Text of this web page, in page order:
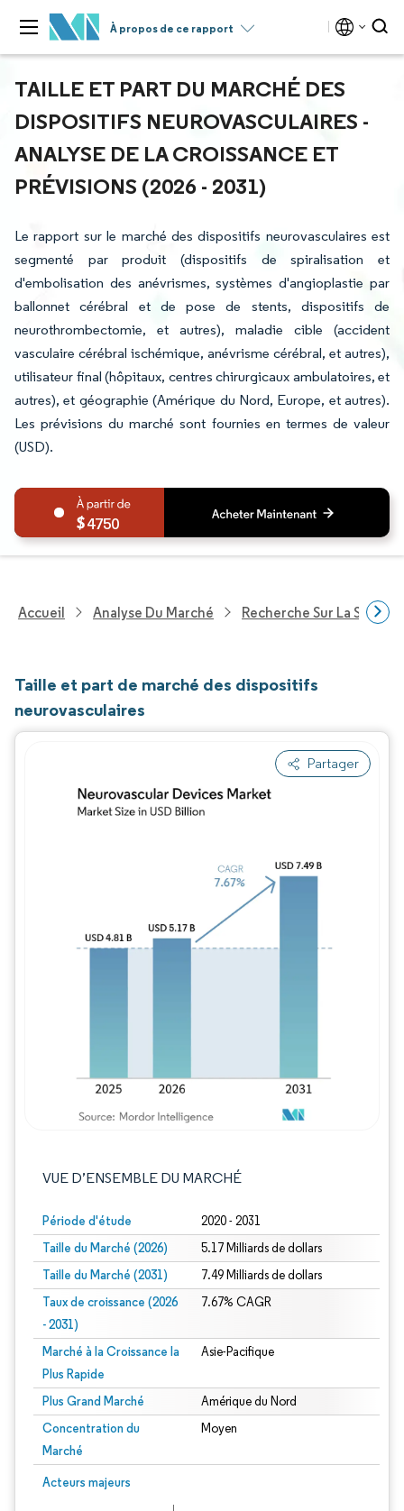
À propos de ce rapport
TAILLE ET PART DU MARCHÉ DES
DISPOSITIFS NEUROVASCULAIRES -
ANALYSE DE LA CROISSANCE ET
PRÉVISIONS (2026 - 2031)
Le rapport sur le marché des dispositifs neurovasculaires est
segmenté par produit (dispositifs de spiralisation et
d'embolisation des anévrismes, systèmes d'angioplastie par
ballonnet cérébral et de pose de stents, dispositifs de
neurothrombectomie, et autres), maladie cible (accident
vasculaire cérébral ischémique, anévrisme cérébral, et autres),
utilisateur final (hôpitaux, centres chirurgicaux ambulatoires, et
autres), et géographie (Amérique du Nord, Europe, et autres).
Les prévisions du marché sont fournies en termes de valeur
(USD).
4750
Accueil Analyse Du Marché Recherche Sur La Santé
Taille et part de marché des dispositifs
neurovasculaires
Partager
VUE D’ENSEMBLE DU MARCHÉ
Période d'étude 2020 - 2031
Taille du Marché (2026) 5.17 Milliards de dollars
Taille du Marché (2031) 7.49 Milliards de dollars
Taux de croissance (2026
- 2031)
7.67% CAGR
Marché à la Croissance la
Plus Rapide
Asie-Pacifique
Plus Grand Marché Amérique du Nord
Concentration du
Marché
Moyen
Acteurs majeurs
Image © Mordor Intelligence. La réutilisation nécessite une attribution sous CC